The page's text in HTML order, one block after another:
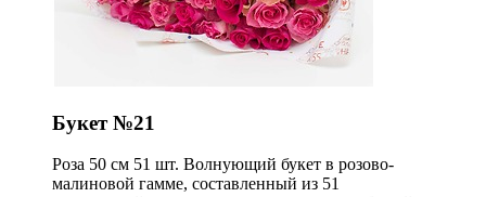
Букет №21
Роза 50 см 51 шт. Волнующий букет в розово-
малиновой гамме, составленный из 51